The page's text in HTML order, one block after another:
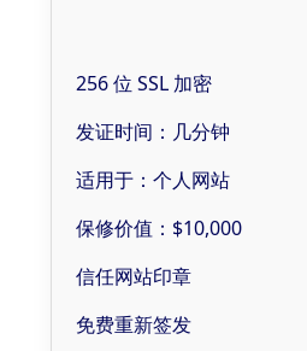
256 位 SSL 加密
发证时间：几分钟
适用于：个人网站
保修价值：$10,000
信任网站印章
免费重新签发